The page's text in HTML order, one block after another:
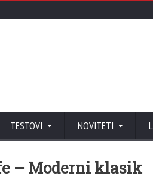
TESTOVI NOVITETI
– Moderni klasik